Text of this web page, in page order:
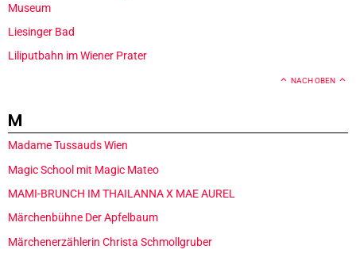
Museum
Liesinger Bad
Liliputbahn im Wiener Prater
NACH OBEN
M
Madame Tussauds Wien
Magic School mit Magic Mateo
MAMI-BRUNCH IM THAILANNA X MAE AUREL
Märchenbühne Der Apfelbaum
Märchenerzählerin Christa Schmollgruber